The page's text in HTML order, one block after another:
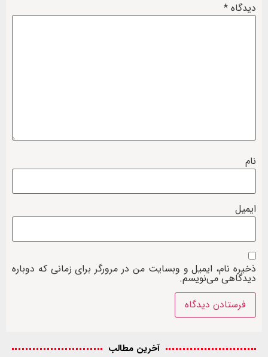
دیدگاه *
نام
ایمیل
ذخیره نام، ایمیل و وبسایت من در مرورگر برای زمانی که دوباره
دیدگاهی می‌نویسم.
آخرین مطالب